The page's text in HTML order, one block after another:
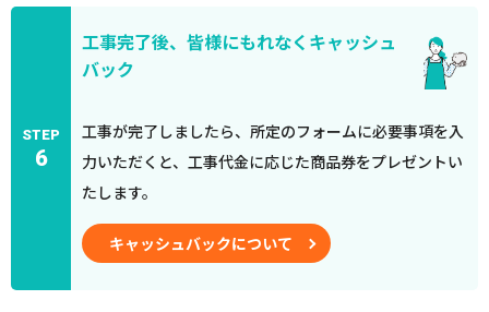
STEP
6
工事完了後、皆様にもれなくキャッシュ
バック
工事が完了しましたら、所定のフォームに必要事項を入
力いただくと、工事代金に応じた商品券をプレゼントい
たします。
キャッシュバックについて